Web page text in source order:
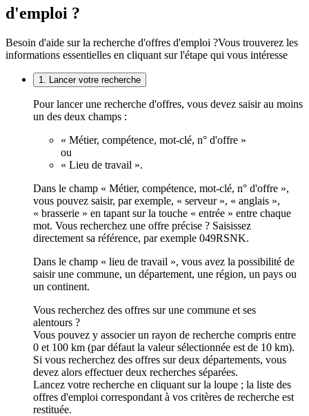
d'emploi ?
Besoin d'aide sur la recherche d'offres d'emploi ?Vous trouverez les
informations essentielles en cliquant sur l'étape qui vous intéresse
1. Lancer votre recherche
Pour lancer une recherche d'offres, vous devez saisir au moins
un des deux champs :
« Métier, compétence, mot-clé, n° d'offre »
ou
« Lieu de travail ».
Dans le champ « Métier, compétence, mot-clé, n° d'offre »,
vous pouvez saisir, par exemple, « serveur », « anglais »,
« brasserie » en tapant sur la touche « entrée » entre chaque
mot. Vous recherchez une offre précise ? Saisissez
directement sa référence, par exemple 049RSNK.
Dans le champ « lieu de travail », vous avez la possibilité de
saisir une commune, un département, une région, un pays ou
un continent.
Vous recherchez des offres sur une commune et ses
alentours ?
Vous pouvez y associer un rayon de recherche compris entre
0 et 100 km (par défaut la valeur sélectionnée est de 10 km).
Si vous recherchez des offres sur deux départements, vous
devez alors effectuer deux recherches séparées.
Lancez votre recherche en cliquant sur la loupe ; la liste des
offres d'emploi correspondant à vos critères de recherche est
restituée.